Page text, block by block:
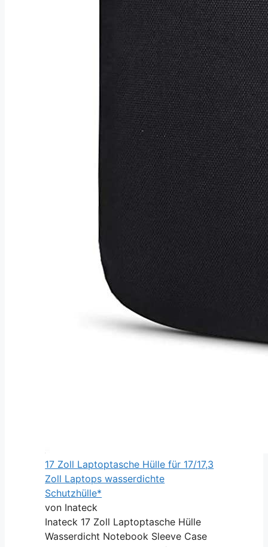
17 Zoll Laptoptasche Hülle für 17/17,3
Zoll Laptops wasserdichte
Schutzhülle*
von Inateck
Inateck 17 Zoll Laptoptasche Hülle
Wasserdicht Notebook Sleeve Case